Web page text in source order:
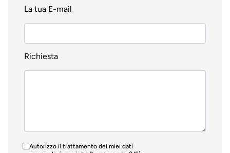
La tua E-mail
Richiesta
Autorizzo il trattamento dei miei dati